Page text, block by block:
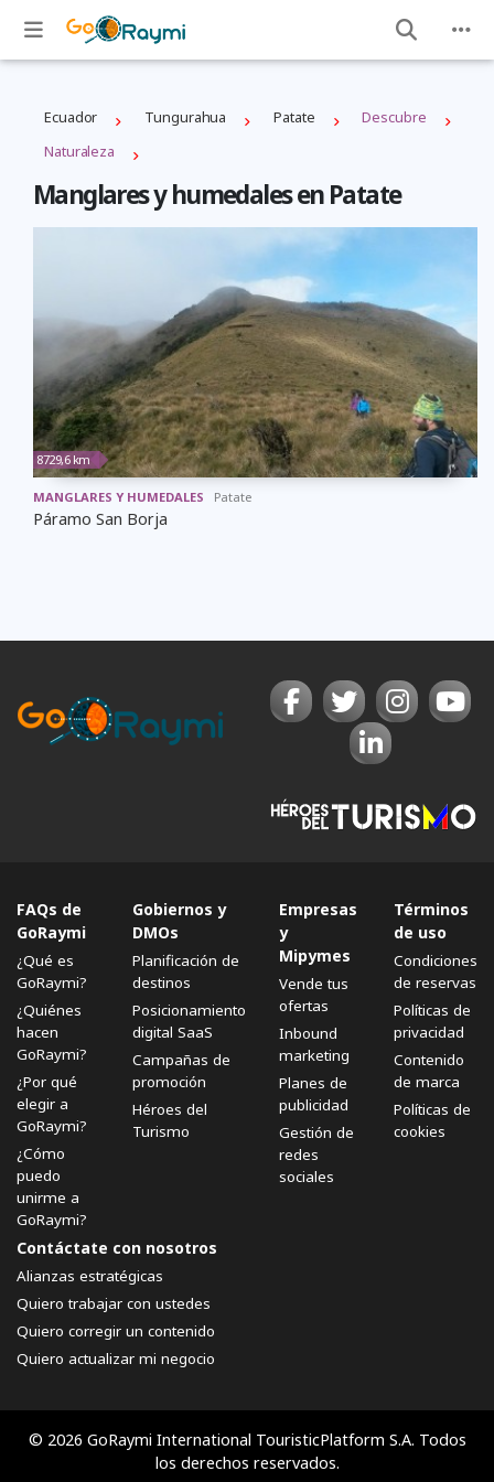
Ecuador Tungurahua Patate
Descubre
Naturaleza
Manglares y humedales en Patate
8729,6 km
MANGLARES Y HUMEDALES Patate
Páramo San Borja
FAQs de
GoRaymi
¿Qué es
GoRaymi?
¿Quiénes
hacen
GoRaymi?
¿Por qué
elegir a
GoRaymi?
¿Cómo
puedo
unirme a
GoRaymi?
Gobiernos y
DMOs
Planificación de
destinos
Posicionamiento
digital SaaS
Campañas de
promoción
Héroes del
Turismo
Empresas
y
Mipymes
Vende tus
ofertas
Inbound
marketing
Planes de
publicidad
Gestión de
redes
sociales
Términos
de uso
Condiciones
de reservas
Políticas de
privacidad
Contenido
de marca
Políticas de
cookies
Contáctate con nosotros
Alianzas estratégicas
Quiero trabajar con ustedes
Quiero corregir un contenido
Quiero actualizar mi negocio
© 2026 GoRaymi International TouristicPlatform S.A. Todos
los derechos reservados.